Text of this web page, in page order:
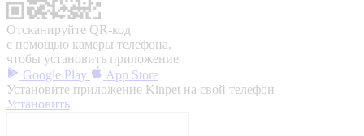
Отсканируйте QR-код
с помощью камеры телефона,
чтобы установить приложение
Google Play
App Store
Установите приложение Kinpet на свой телефон
Установить